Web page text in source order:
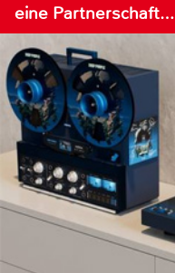
eine Partnerschaft…